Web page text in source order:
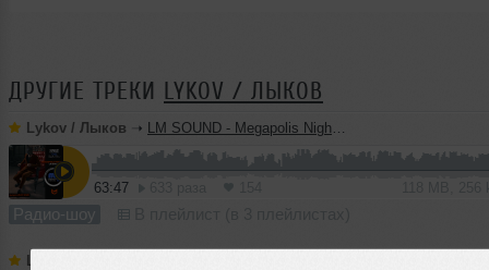
ДРУГИЕ ТРЕКИ LYKOV / ЛЫКОВ
Lykov / Лыков ➝ LM SOUND - Megapolis Night 28.07.2026
63:47
Радио-шоу
Lykov / Лыков